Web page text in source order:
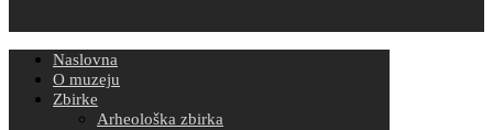
Naslovna
O muzeju
Zbirke
Arheološka zbirka